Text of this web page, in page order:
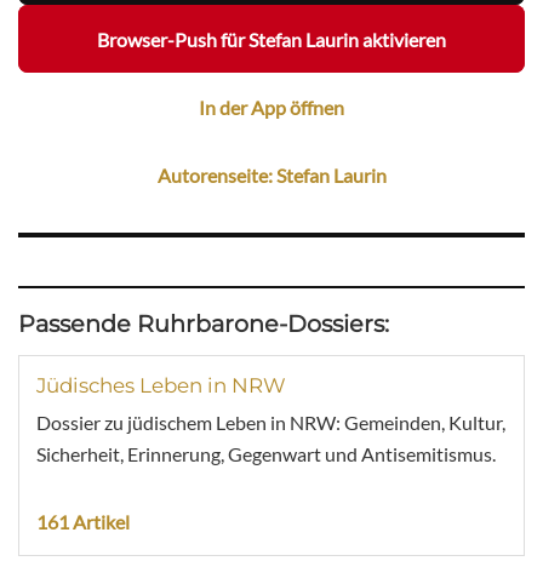
Browser-Push für Stefan Laurin aktivieren
In der App öffnen
Autorenseite: Stefan Laurin
Passende Ruhrbarone-Dossiers:
Jüdisches Leben in NRW
Dossier zu jüdischem Leben in NRW: Gemeinden, Kultur,
Sicherheit, Erinnerung, Gegenwart und Antisemitismus.
161 Artikel